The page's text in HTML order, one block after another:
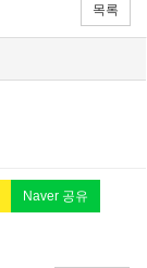
목록
Naver 공유